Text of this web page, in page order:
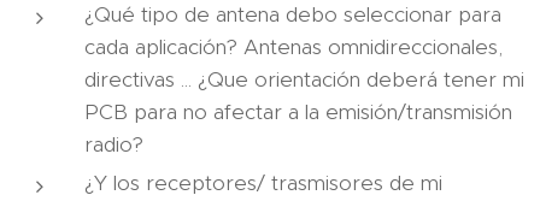
¿Qué tipo de antena debo seleccionar para
cada aplicación? Antenas omnidireccionales,
directivas ... ¿Que orientación deberá tener mi
PCB para no afectar a la emisión/transmisión
radio?
¿Y los receptores/ trasmisores de mi